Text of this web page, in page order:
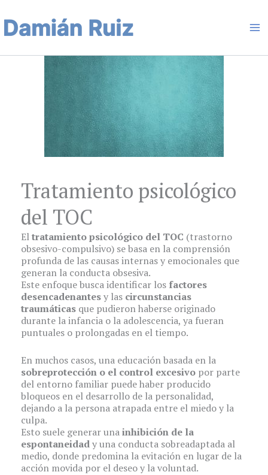
al
contenido
Tratamiento psicológico
del TOC
Eltratamiento psicológico del TOC (trastorno
obsesivo-compulsivo) se basa en la comprensión
profunda de las causas internas y emocionales que
generan la conducta obsesiva.
Este enfoque busca identificar los factores
desencadenantesy las circunstancias
traumáticas que pudieron haberse originado
durante la infancia o la adolescencia, ya fueran
puntuales o prolongadas en el tiempo.
En muchos casos, una educación basada en la
sobreprotección o el control excesivo por parte
del entorno familiar puede haber producido
bloqueos en el desarrollo de la personalidad,
dejando a la persona atrapada entre el miedo y la
culpa.
Esto suele generar unainhibición de la
espontaneidady una conducta sobreadaptada al
medio, donde predomina la evitación en lugar de la
acción movida por el deseo y la voluntad.